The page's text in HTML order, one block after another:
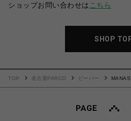
ショップお問い合わせは こちら
SHOP
TOP 名古屋PARCO ビーバー